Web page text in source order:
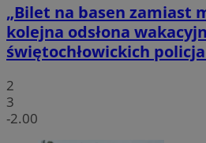
„Bilet na basen zamiast
kolejna odsłona
świętochłowickich
2
3
-2.00